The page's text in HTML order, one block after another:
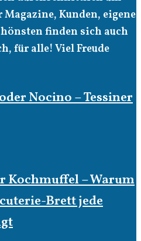
Magazine, Kunden, eigene
finden sich auch
für alle! Viel Freude
Nocino – Tessiner
Kochmuffel – Warum
Brett jede